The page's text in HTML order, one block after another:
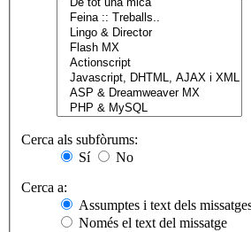
Cerca als subfòrums:
Sí
No
Cerca a:
Assumptes i text dels
Només el text del missatge